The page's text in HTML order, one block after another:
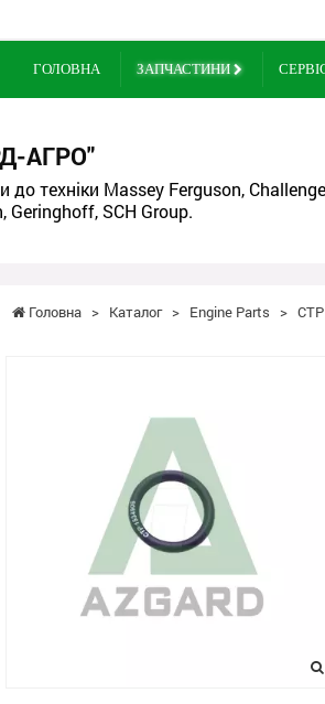
ГОЛОВНА ЗАПЧАСТИНИ
АГРО"
до техніки Massey Ferguson,
Geringhoff, SCH Group.
Головна > Каталог > Engine Parts >